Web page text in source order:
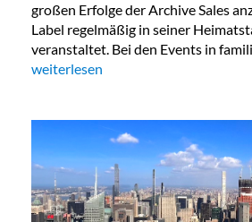
großen Erfolge der Archive Sales
Label regelmäßig in seiner
veranstaltet. Bei den Events in
„Lala Berlin Flash Sale in München
weiterlesen